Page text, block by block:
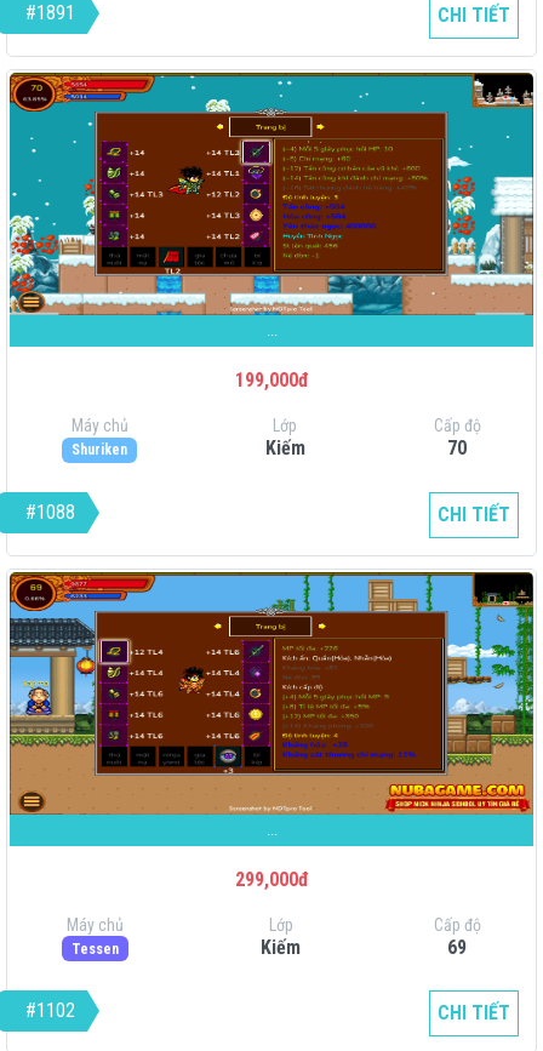
#1891 CHI TIẾT
...
199,000đ
Máy chủ
Shuriken
Lớp
Kiếm
Cấp độ
70
#1088 CHI TIẾT
299,000đ
Máy chủ
Tessen
Lớp
Kiếm
Cấp độ
69
#1102 CHI TIẾT